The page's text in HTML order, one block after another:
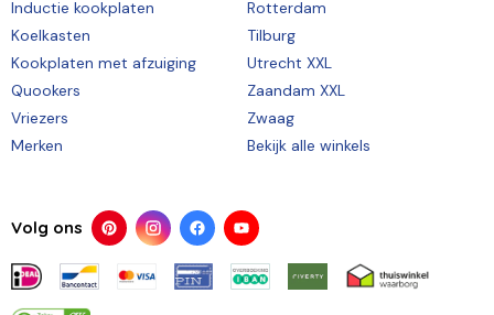
Inductie kookplaten
Koelkasten
Kookplaten met afzuiging
Quookers
Vriezers
Merken
Rotterdam
Tilburg
Utrecht XXL
Zaandam XXL
Zwaag
Bekijk alle winkels
Volg ons